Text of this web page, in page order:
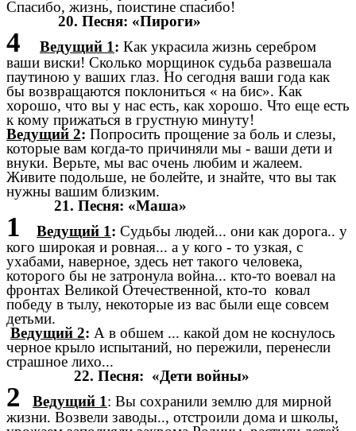
Спасибо, жизнь, поистине спасибо!
20. Песня: «Пироги»
4 Ведущий 1: Как украсила жизнь серебром
ваши виски! Сколько морщинок судьба развешала
паутиною у ваших глаз. Но сегодня ваши года как
бы возвращаются поклониться « на бис». Как
хорошо, что вы у нас есть, как хорошо. Что еще есть
к кому прижаться в грустную минуту!
Ведущий 2: Попросить прощение за боль и слезы,
которые вам когда-то причиняли мы - ваши дети и
внуки. Верьте, мы вас очень любим и жалеем.
Живите подольше, не болейте, и знайте, что вы так
нужны вашим близким.
21. Песня: «Маша»
1 Ведущий 1: Судьбы людей... они как дорога.. у
кого широкая и ровная... а у кого - то узкая, с
ухабами, наверное, здесь нет такого человека,
которого бы не затронула война... кто-то воевал на
фронтах Великой Отечественной, кто-то ковал
победу в тылу, некоторые из вас были еще совсем
детьми.
Ведущий 2: А в обшем ... какой дом не коснулось
черное крыло испытаний, но пережили, перенесли
страшное лихо...
22. Песня: «Дети войны»
2 Ведущий 1: Вы сохранили землю для мирной
жизни. Возвели заводы.., отстроили дома и школы,